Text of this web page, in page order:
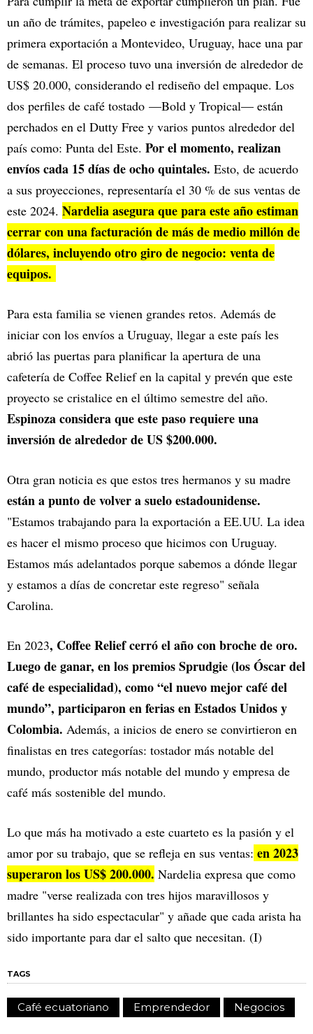
un año de trámites, papeleo e investigación para realizar su
primera exportación a Montevideo, Uruguay, hace una par
de semanas. El proceso tuvo una inversión de alrededor de
US$ 20.000, considerando el rediseño del empaque. Los
dos perfiles de café tostado —Bold y Tropical— están
perchados en el Dutty Free y varios puntos alrededor del
país como: Punta del Este. Por el momento, realizan
envíos cada 15 días de ocho quintales. Esto, de acuerdo
a sus proyecciones, representaría el 30 % de sus ventas de
este 2024. Nardelia asegura que para este año estiman
cerrar con una facturación de más de medio millón de
dólares, incluyendo otro giro de negocio: venta de
equipos.
Para esta familia se vienen grandes retos. Además de
iniciar con los envíos a Uruguay, llegar a este país les
abrió las puertas para planificar la apertura de una
cafetería de Coffee Relief en la capital y prevén que este
proyecto se cristalice en el último semestre del año.
Espinoza considera que este paso requiere una
inversión de alrededor de US $200.000.
Otra gran noticia es que estos tres hermanos y su madre
están a punto de volver a suelo estadounidense.
"Estamos trabajando para la exportación a EE.UU. La idea
es hacer el mismo proceso que hicimos con Uruguay.
Estamos más adelantados porque sabemos a dónde llegar
y estamos a días de concretar este regreso" señala
Carolina.
En 2023, Coffee Relief cerró el año con broche de oro.
Luego de ganar, en los premios Sprudgie (los Óscar del
café de especialidad), como “el nuevo mejor café del
mundo”, participaron en ferias en Estados Unidos y
Colombia. Además, a inicios de enero se convirtieron en
finalistas en tres categorías: tostador más notable del
mundo, productor más notable del mundo y empresa de
café más sostenible del mundo.
Lo que más ha motivado a este cuarteto es la pasión y el
amor por su trabajo, que se refleja en sus ventas: en 2023
superaron los US$ 200.000. Nardelia expresa que como
madre "verse realizada con tres hijos maravillosos y
brillantes ha sido espectacular" y añade que cada arista ha
sido importante para dar el salto que necesitan. (I)
TAGS
Café ecuatoriano Emprendedor Negocios